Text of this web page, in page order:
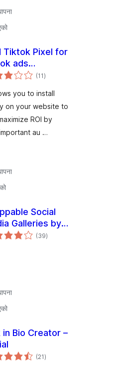
Tiktok Pixel for
ads
(11कुल
रेटिङ्गहरू
)
you to install
on your website to
ROI by
au …
Social
Galleries by
(39कुल
रेटिङ्गहरू
)
in Bio Creator –
(21कुल
रेटिङ्गहरू
)